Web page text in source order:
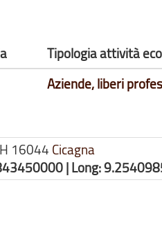
Tipologia attività
Aziende, liberi
16044 Cicagna
| Long: